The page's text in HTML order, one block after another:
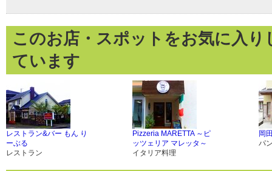
このお店・スポットをお気に入
ています
レストラン&バー もん り
ーぶる
レストラン
Pizzeria MARETTA ～ピ
ッツェリア マレッタ～
イタリア料理
岡
パ